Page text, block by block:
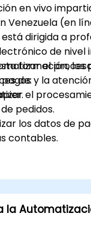
en vivo
Venezuela (en
dirigida a
de nivel
el
pagos y la
formación,
de:
el
pedidos.
los datos de
contables.
los flujos de
y ventas.
la